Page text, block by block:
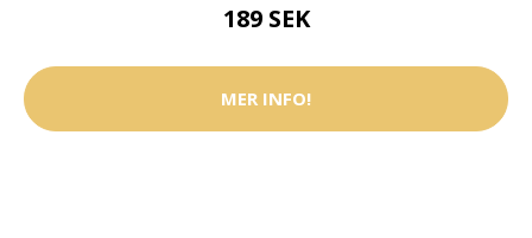
189 SEK
MER INFO!